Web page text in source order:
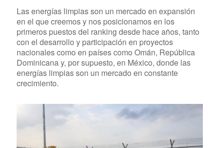
Las energías limpias son un mercado en expansión
en el que creemos y nos posicionamos en los
primeros puestos del ranking desde hace años, tanto
con el desarrollo y participación en proyectos
nacionales como en países como Omán, República
Dominicana y, por supuesto, en México, donde las
energías limpias son un mercado en constante
crecimiento.